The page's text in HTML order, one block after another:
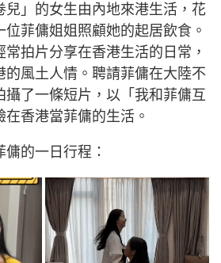
兒」的女生由內地來港生活，花
菲傭姐姐照顧她的起居飲食。
拍片分享在香港生活的日常，
的風土人情。聘請菲傭在大陸不
攝了一條短片，以「我和菲傭互
香港當菲傭的生活。
的一日行程：